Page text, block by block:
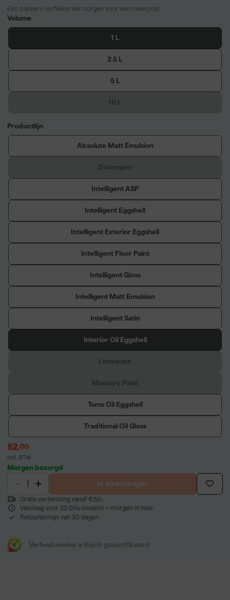
Een donkere verfkleur kan zorgen voor een meerprijs.
Volume
1 L
2.5 L
5 L
Productlijn
Absolute Matt Emulsion
Intelligent ASP
Intelligent Eggshell
Intelligent Exterior Eggshell
Intelligent Floor Paint
Intelligent Gloss
Intelligent Matt Emulsion
Intelligent Satin
Interior Oil Eggshell
Toms Oil Eggshell
Traditional Oil Gloss
82,00
incl. BTW
Morgen bezorgd
In winkelwagen
Gratis verzending vanaf €50,-
Vandaag voor 22:00u besteld = morgen in huis
Retourtermijn van 30 dagen
Verfwebwinkel is Kiyoh gecertificeerd